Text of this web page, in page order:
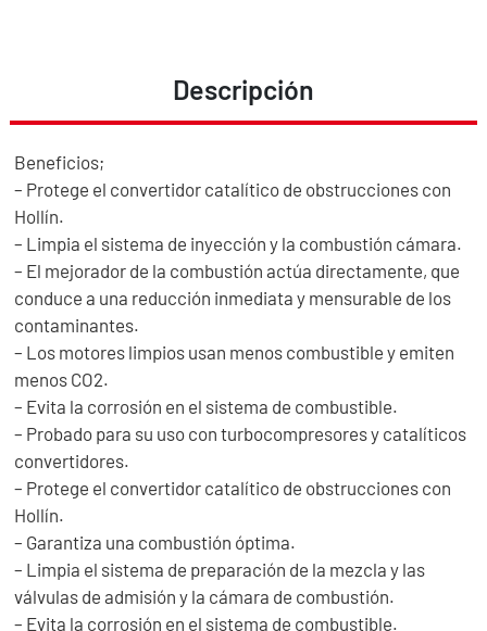
Descripción
Beneficios;
– Protege el convertidor catalítico de obstrucciones con
Hollín.
– Limpia el sistema de inyección y la combustión cámara.
– El mejorador de la combustión actúa directamente, que
conduce a una reducción inmediata y mensurable de los
contaminantes.
– Los motores limpios usan menos combustible y emiten
menos CO2.
– Evita la corrosión en el sistema de combustible.
– Probado para su uso con turbocompresores y catalíticos
convertidores.
– Protege el convertidor catalítico de obstrucciones con
Hollín.
– Garantiza una combustión óptima.
– Limpia el sistema de preparación de la mezcla y las
válvulas de admisión y la cámara de combustión.
– Evita la corrosión en el sistema de combustible.